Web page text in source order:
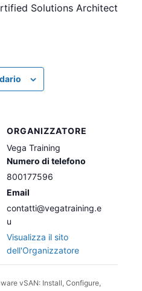
Solutions Architect
ORGANIZZATORE
Vega Training
Numero di telefono
800177596
Email
contatti@vegatraining.e
u
Visualizza il sito
dell'Organizzatore
vSAN: Install, Configure,